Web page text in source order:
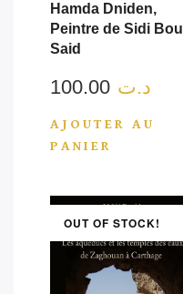
Hamda Dniden,
Peintre de Sidi Bou
Said
د.ت
AJOUTER AU
PANIER
OUT OF STOCK!